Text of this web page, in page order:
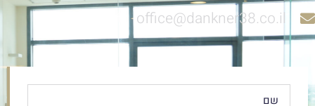
office@dankner38.co.il